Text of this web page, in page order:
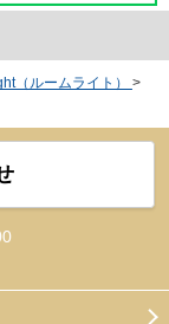
（ルームライト）
>